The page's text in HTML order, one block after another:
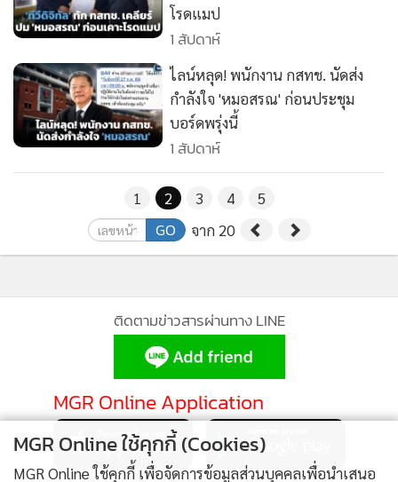
โรดแมป
1 สัปดาห์
ไลน์หลุด! พนักงาน กสทช. นัดส่ง
กำลังใจ 'หมอสรณ' ก่อนประชุม
บอร์ดพรุ่งนี้
1 สัปดาห์
1 2 3 4 5
GO จาก 20
ติดตามข่าวสารผ่านทาง LINE
MGR Online Application
MGR Online ใช้คุกกี้ (Cookies)
MGR Online ใช้คุกกี้ เพื่อจัดการข้อมูลส่วนบุคคลเพื่อนำเสนอ